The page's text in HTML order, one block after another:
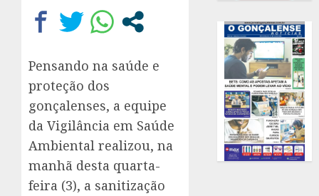
Pensando na saúde e
proteção dos
gonçalenses, a equipe
da Vigilância em Saúde
Ambiental realizou, na
manhã desta quarta-
feira (3), a sanitização